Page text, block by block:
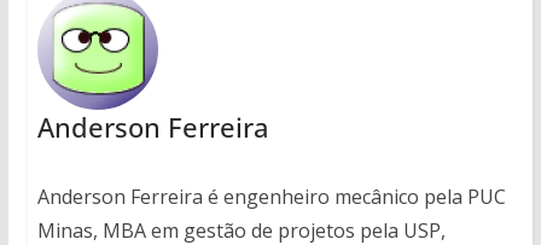
Anderson Ferreira
Anderson Ferreira é engenheiro mecânico pela PUC
Minas, MBA em gestão de projetos pela USP,